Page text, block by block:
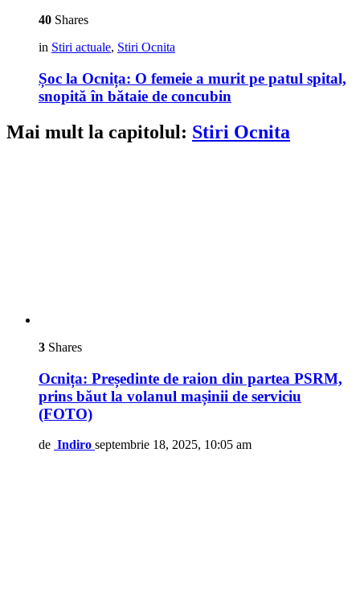
40 Shares
in Stiri actuale, Stiri Ocnita
Șoc la Ocnița: O femeie a murit pe patul spital,
snopită în bătaie de concubin
Mai mult la capitolul: Stiri Ocnita
3 Shares
Ocnița: Președinte de raion din partea PSRM,
prins băut la volanul mașinii de serviciu
(FOTO)
de Indiro septembrie 18, 2025, 10:05 am